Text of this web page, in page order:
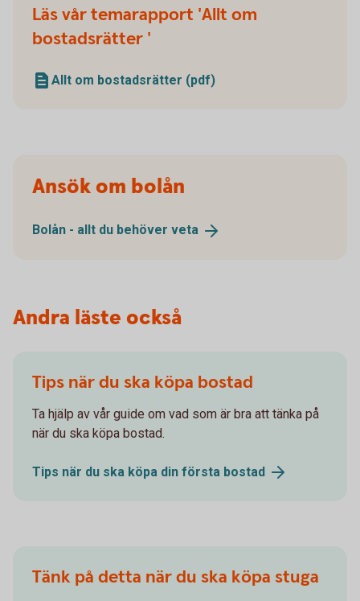
Läs vår temarapport 'Allt om
bostadsrätter '
Allt om bostadsrätter (pdf)
Ansök om bolån
Bolån - allt du behöver veta
Andra läste också
Tips när du ska köpa bostad
Ta hjälp av vår guide om vad som är bra att tänka på
när du ska köpa bostad.
Tips när du ska köpa din första bostad
Tänk på detta när du ska köpa stuga